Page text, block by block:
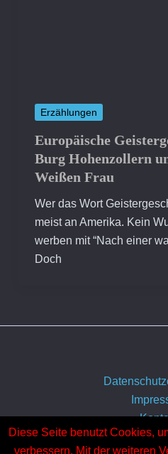
Erzählungen
Europäische
Burg Hohenzollern
Weißen Frau
Wer das Wort
meist an Amerika. Kein
werben mit “Nach einer
Doch
Über
Diese Seite benutzt Cookies,
verbessern. Mit der weiteren